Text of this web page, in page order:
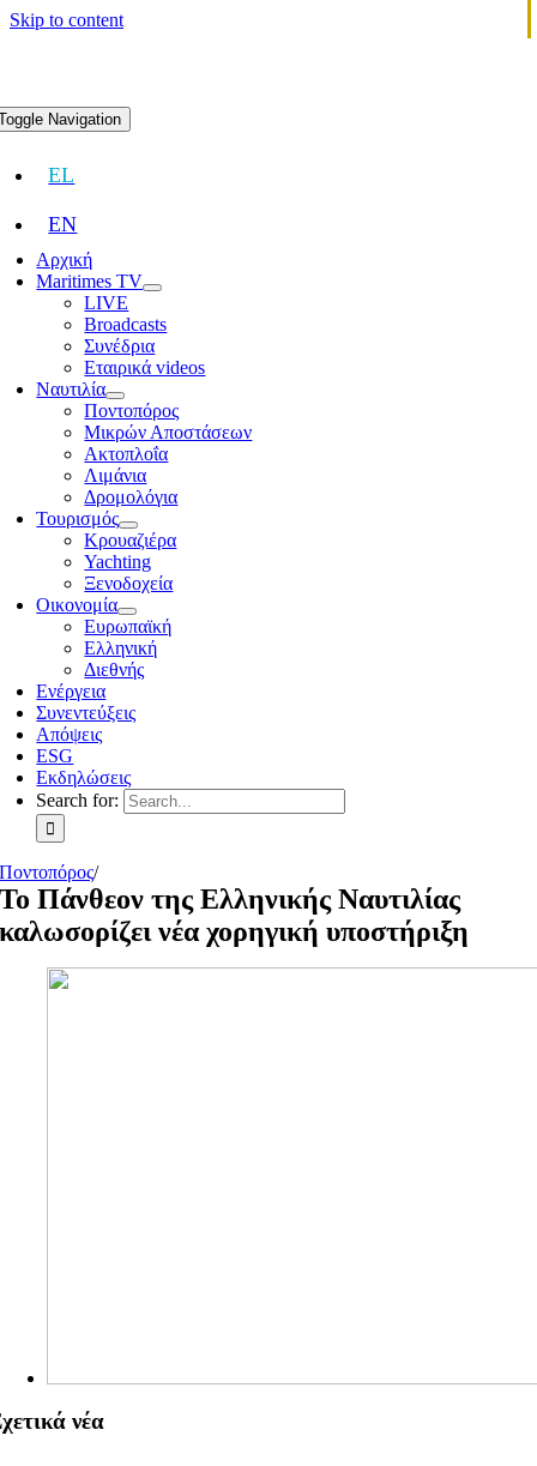
Skip to content
Navigation
EL
EN
Αρχική
Maritimes TV
LIVE
Broadcasts
Συνέδρια
Εταιρικά videos
Ναυτιλία
Ποντοπόρος
Μικρών Αποστάσεων
Ακτοπλοΐα
Λιμάνια
Δρομολόγια
Τουρισμός
Κρουαζιέρα
Yachting
Ξενοδοχεία
Οικονομία
Ευρωπαϊκή
Ελληνική
Διεθνής
Ενέργεια
Συνεντεύξεις
Απόψεις
ESG
Εκδηλώσεις
Search for:
Ποντοπόρος/
Το Πάνθεον της Ελληνικής Ναυτιλίας
καλωσορίζει νέα χορηγική υποστήριξη
νέα